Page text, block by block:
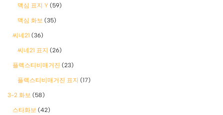
맥심 표지 Y (59)
맥심 화보 (35)
씨네21 (36)
씨네21 표지 (26)
플렉스티비매거진 (23)
플렉스티비매거진 표지 (17)
3-2 화보 (58)
스타화보 (42)